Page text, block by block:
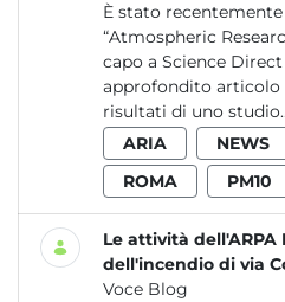
È stato
“Atmospheric
capo a Science
approfondito articolo
risultati di uno
ARIA
NEWS
ROMA
PM10
Le attività dell'ARPA
dell'incendio di via
Voce Blog